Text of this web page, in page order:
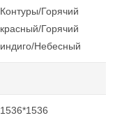
Контуры/Горячий
красный/Горячий
индиго/Небесный
1536*1536